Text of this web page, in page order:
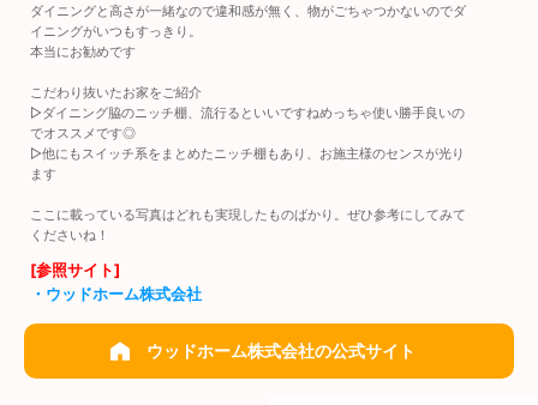
ダイニングと高さが一緒なので違和感が無く、物がごちゃつかないのでダ
イニングがいつもすっきり。
本当にお勧めです
こだわり抜いたお家をご紹介
▷ダイニング脇のニッチ棚、流行るといいですねめっちゃ使い勝手良いの
でオススメです◎
▷他にもスイッチ系をまとめたニッチ棚もあり、お施主様のセンスが光り
ます
ここに載っている写真はどれも実現したものばかり。ぜひ参考にしてみて
くださいね！
[参照サイト]
・ウッドホーム株式会社
ウッドホーム株式会社の公式サイト